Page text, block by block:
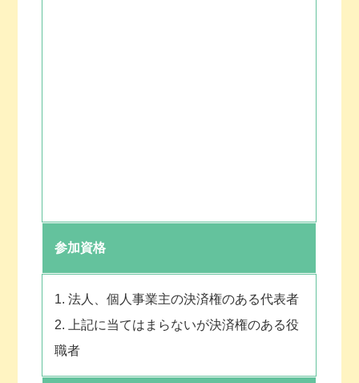
参加資格
1. 法人、個人事業主の決済権のある代表者
2. 上記に当てはまらないが決済権のある役
職者